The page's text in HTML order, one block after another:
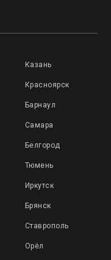
Казань
Красноярск
Барнаул
Самара
Белгород
Тюмень
Иркутск
Брянск
Ставрополь
Орёл